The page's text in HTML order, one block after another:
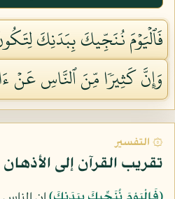
فَٱلۡيَوۡمَ نُنَجِّيكَ بِبَدَنِكَ
وَإِنَّ كَثِيرٗا مِّنَ ٱلنَّاسِ عَنۡ
۞ التفسير
تقريب القرآن إلى الأذهان